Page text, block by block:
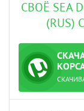
СВОЁ SEA
(RUS)
ТОРРЕНТ